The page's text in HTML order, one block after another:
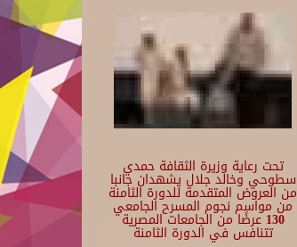
تحت رعاية وزيرة الثقافة حمدي
سطوحي وخالد جلال يشهدان جانبا
من العروض المتقدمة للدورة الثامنة
من مواسم نجوم المسرح الجامعي
130 عرضًا من الجامعات المصرية
تتنافس في الدورة الثامنة